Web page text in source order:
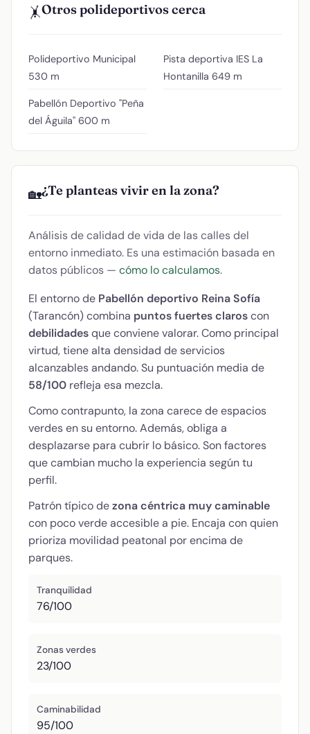
🤸Otros polideportivos cerca
Polideportivo Municipal
530 m
Pabellón Deportivo "Peña
del Águila" 600 m
Pista deportiva IES La
Hontanilla 649 m
🏡¿Te planteas vivir en la zona?
Análisis de calidad de vida de las calles del
entorno inmediato. Es una estimación basada en
datos públicos — cómo lo calculamos.
El entorno de Pabellón deportivo Reina Sofía
(Tarancón) combina puntos fuertes claroscon
debilidadesque conviene valorar. Como principal
virtud, tiene alta densidad de servicios
alcanzables andando. Su puntuación media de
58/100 refleja esa mezcla.
Como contrapunto, la zona carece de espacios
verdes en su entorno. Además, obliga a
desplazarse para cubrir lo básico. Son factores
que cambian mucho la experiencia según tu
perfil.
Patrón típico dezona céntrica muy caminable
con poco verde accesible a pie. Encaja con quien
prioriza movilidad peatonal por encima de
parques.
Tranquilidad
76/100
Zonas verdes
23/100
Caminabilidad
95/100